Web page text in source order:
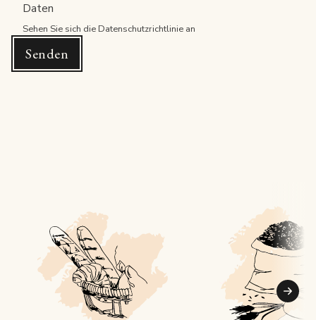
Daten
Sehen Sie sich die Datenschutzrichtlinie an
Senden